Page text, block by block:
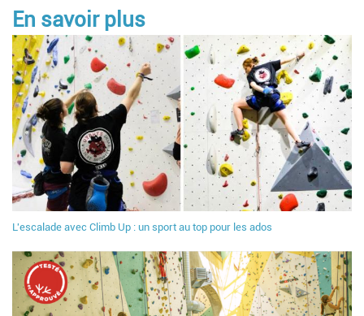
En savoir plus
L'escalade avec Climb Up : un sport au top pour les ados